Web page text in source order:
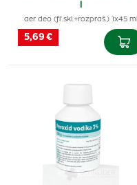
aer deo (fľ.skl.+rozpraš.) 1x45 ml
5,69 €